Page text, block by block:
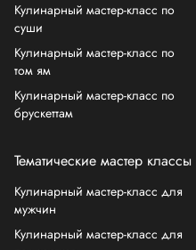
Кулинарный мастер-класс по
суши
Кулинарный мастер-класс по
том ям
Кулинарный мастер-класс по
брускеттам
Тематические мастер классы
Кулинарный мастер-класс для
мужчин
Кулинарный мастер-класс для